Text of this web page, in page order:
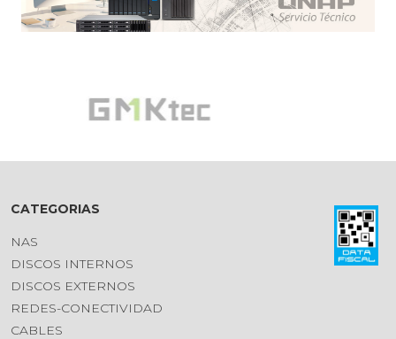
CATEGORIAS
NAS
DISCOS INTERNOS
DISCOS EXTERNOS
REDES-CONECTIVIDAD
CABLES